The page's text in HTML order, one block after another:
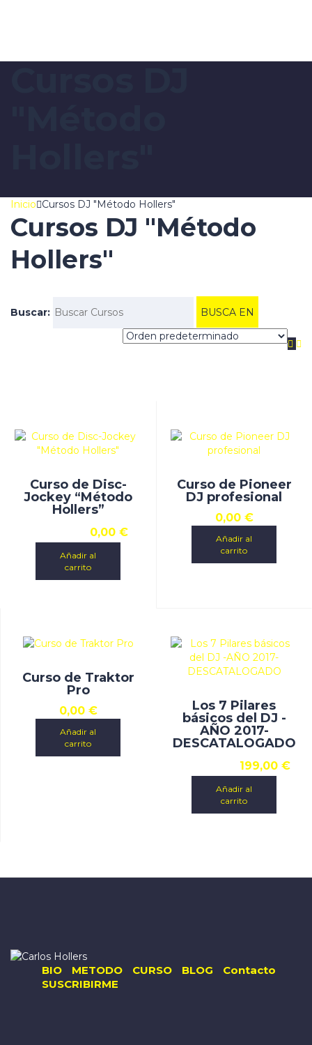
Inicio Cursos DJ "Método Hollers"
Cursos DJ "Método
Hollers"
Buscar:
Curso de Disc-
Jockey “Método
Hollers”
0,00 €
Añadir al
carrito
Curso de Pioneer
DJ profesional
0,00 €
Añadir al
carrito
Curso de Traktor
Pro
0,00 €
Añadir al
carrito
Los 7 Pilares
básicos del DJ -
AÑO 2017-
DESCATALOGADO
199,00 €
Añadir al
carrito
BIO METODO CURSO BLOG
Contacto
SUSCRIBIRME